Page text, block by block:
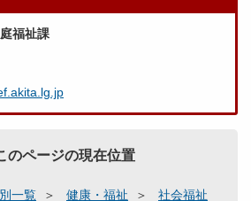
福祉課
のページの現在位置
一覧 健康・福祉
社会福祉